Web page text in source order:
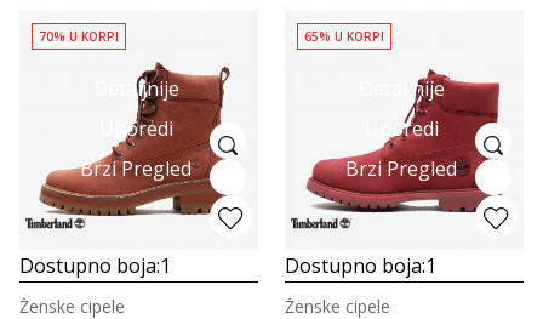
Detaljnije
Uporedi
Brzi Pregled
70% U KORPI
Dostupno boja:1
Ženske cipele
Detaljnije
Uporedi
Brzi Pregled
65% U KORPI
Dostupno boja:1
Ženske cipele